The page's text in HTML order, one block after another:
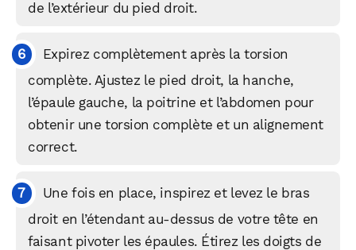
de l’extérieur du pied droit.
Expirez complètement après la torsion
complète. Ajustez le pied droit, la hanche,
l’épaule gauche, la poitrine et l’abdomen pour
obtenir une torsion complète et un alignement
correct.
Une fois en place, inspirez et levez le bras
droit en l’étendant au-dessus de votre tête en
faisant pivoter les épaules. Étirez les doigts de